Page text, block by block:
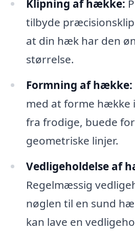
Klipning af hække:
tilbyde
at din hæk har den
størrelse.
Formning af hække:
med at forme hække
fra frodige, buede
geometriske linjer.
Vedligeholdelse af
Regelmæssig
nøglen til en sund
kan lave en